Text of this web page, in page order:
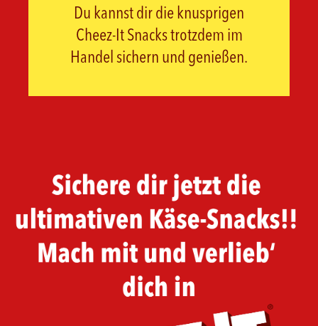
Du kannst dir die knusprigen
Cheez-It Snacks trotzdem im
Handel sichern und genießen.